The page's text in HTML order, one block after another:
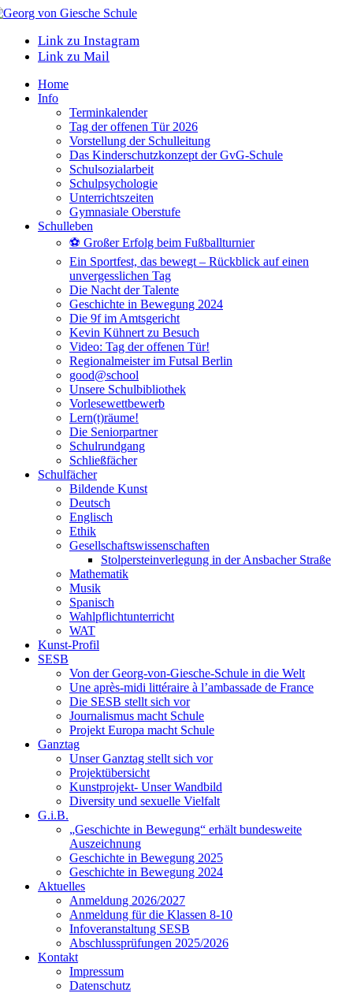
Link zu Instagram
Link zu Mail
Home
Info
Terminkalender
Tag der offenen Tür 2026
Vorstellung der Schulleitung
Das Kinderschutzkonzept der GvG-Schule
Schulsozialarbeit
Schulpsychologie
Unterrichtszeiten
Gymnasiale Oberstufe
Schulleben
⚽ Großer Erfolg beim Fußballturnier
Ein Sportfest, das bewegt – Rückblick auf einen
unvergesslichen Tag
Die Nacht der Talente
Geschichte in Bewegung 2024
Die 9f im Amtsgericht
Kevin Kühnert zu Besuch
Video: Tag der offenen Tür!
Regionalmeister im Futsal Berlin
good@school
Unsere Schulbibliothek
Vorlesewettbewerb
Lern(t)räume!
Die Seniorpartner
Schulrundgang
Schließfächer
Schulfächer
Bildende Kunst
Deutsch
Englisch
Ethik
Gesellschaftswissenschaften
Stolpersteinverlegung in der Ansbacher Straße
Mathematik
Musik
Spanisch
Wahlpflichtunterricht
WAT
Kunst-Profil
SESB
Von der Georg-von-Giesche-Schule in die Welt
Une après-midi littéraire à l’ambassade de France
Die SESB stellt sich vor
Journalismus macht Schule
Projekt Europa macht Schule
Ganztag
Unser Ganztag stellt sich vor
Projektübersicht
Kunstprojekt- Unser Wandbild
Diversity und sexuelle Vielfalt
G.i.B.
„Geschichte in Bewegung“ erhält bundesweite
Auszeichnung
Geschichte in Bewegung 2025
Geschichte in Bewegung 2024
Aktuelles
Anmeldung 2026/2027
Anmeldung für die Klassen 8-10
Infoveranstaltung SESB
Abschlussprüfungen 2025/2026
Kontakt
Impressum
Datenschutz